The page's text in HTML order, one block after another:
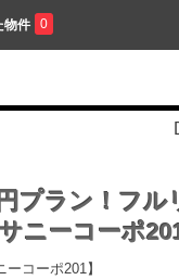
物件 0
プラン！フル
ニーコーポ201
ーコーポ201】